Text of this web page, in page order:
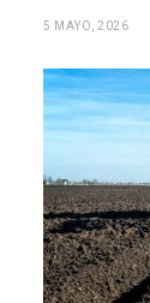
5 MAYO, 2026